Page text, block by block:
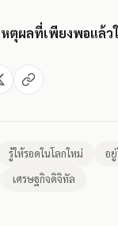
หตุผลที่เพียงพอแล้ว
รู้ให้รอดในโลกใหม่
อ
เศรษฐกิจดิจิทัล